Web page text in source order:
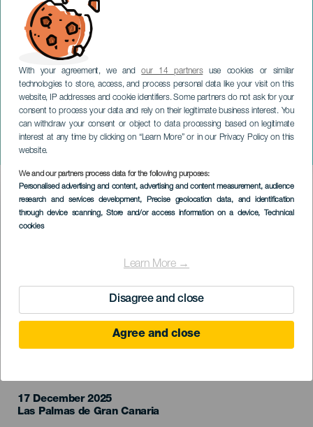
With your agreement, we andour 14 partnersuse cookies or similar
technologies to store, access, and process personal data like your visit on this
website, IP addresses and cookie identifiers. Some partners do not ask for your
consent to process your data and rely on their legitimate business interest. You
can withdraw your consent or object to data processing based on legitimate
interest at any time by clicking on “Learn More” or in our Privacy Policy on this
website.
We and our partners process data for the following purposes:
Personalised advertising and content, advertising and content measurement, audience
research and services development, Precise geolocation data, and identification
through device scanning, Store and/or access information on a device, Technical
cookies
Learn More →
Disagree and close
Agree and close
Clássicos em Quegles
GRÃ-CANÁRIA
Imagen
Listado
17 December 2025
Localidad
Las Palmas de Gran Canaria